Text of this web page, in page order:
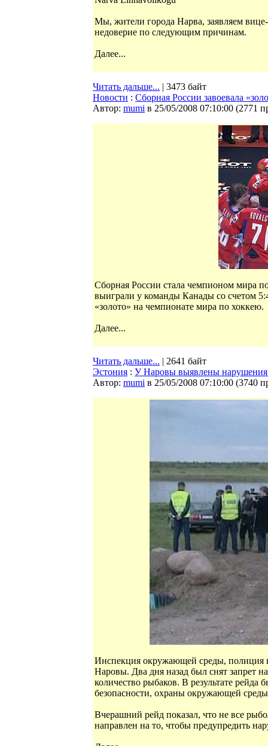
Мы, жители города Нарва, заявляем
недоверие по следующим причинам.
Далее...
Читать дальше... | 3473 байт
Новости : Сборная России завоевала
Автор: mumi в 25/05/2008 07:10:00 (2771
Сборная России стала чемпионом мира
выиграли у команды Канады со счетом
«золото» на чемпионате мира по хоккею.
Далее...
Читать дальше... | 2641 байт
Эстония : У Наровы выявлены нарушения
Автор: mumi в 25/05/2008 07:10:00 (3740
Инспекция окружающей среды, полиция
Наровы. Два дня назад был снят запрет
количество рыбаков. В результате
безопасности, охраны окружающей
Вчерашний рейд показал, что не все
направлен на то, чтобы предупредить